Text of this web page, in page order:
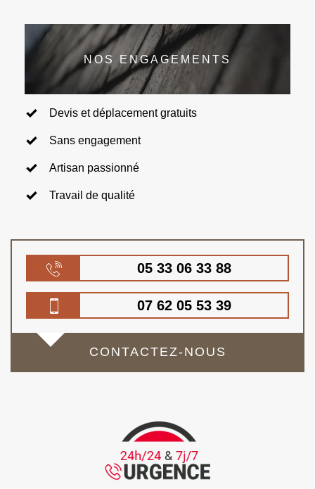
NOS ENGAGEMENTS
Devis et déplacement gratuits
Sans engagement
Artisan passionné
Travail de qualité
05 33 06 33 88
07 62 05 53 39
CONTACTEZ-NOUS